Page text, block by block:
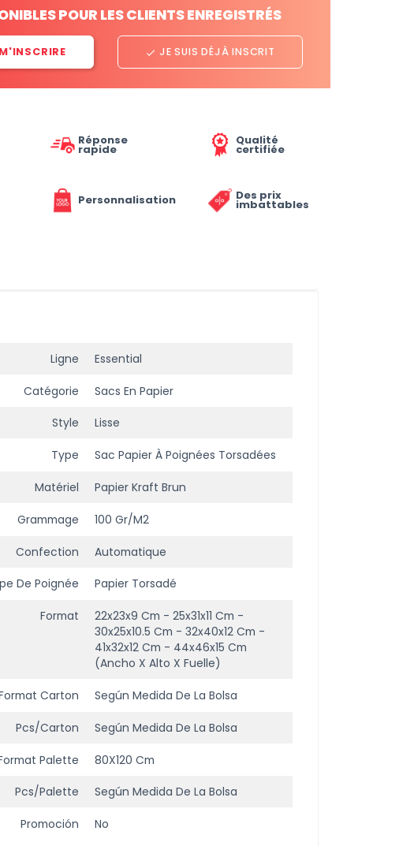
POUR LES CLIENTS ENREGISTRÉS
done JE SUIS DÉJÀ INSCRIT
Réponse
rapide
Qualité
certifiée
Personnalisation Des prix
imbattables
Ligne Essential
Catégorie Sacs En Papier
Style Lisse
Type Sac Papier À Poignées Torsadées
Matériel Papier Kraft Brun
Grammage 100 Gr/m2
Confection Automatique
De Poignée Papier Torsadé
Format
22x23x9 Cm - 25x31x11 Cm -
30x25x10.5 Cm - 32x40x12 Cm -
41x32x12 Cm - 44x46x15 Cm
(ancho X Alto X Fuelle)
Carton Según Medida De La Bolsa
Pcs/carton Según Medida De La Bolsa
Palette 80X120 Cm
Pcs/palette Según Medida De La Bolsa
Promoción No